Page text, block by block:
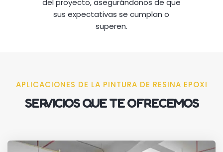
del proyecto, asegurándonos de que
sus expectativas se cumplan o
superen.
APLICACIONES DE LA PINTURA DE RESINA EPOXI
SERVICIOS QUE TE OFRECEMOS